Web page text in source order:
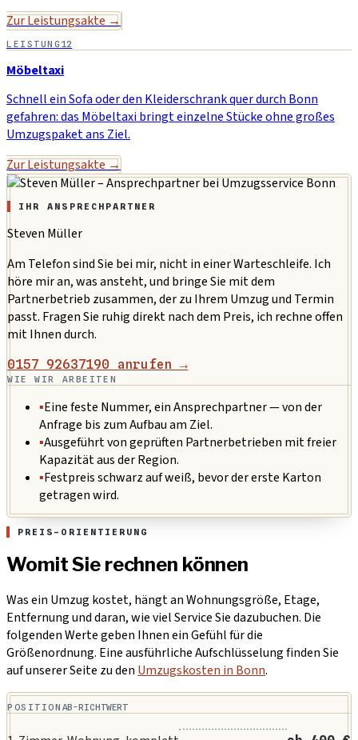
Zur Leistungsakte →
LEISTUNG 12
Möbeltaxi
Schnell ein Sofa oder den Kleiderschrank quer durch Bonn
gefahren: das Möbeltaxi bringt einzelne Stücke ohne großes
Umzugspaket ans Ziel.
Zur Leistungsakte →
IHR ANSPRECHPARTNER
Steven Müller
Am Telefon sind Sie bei mir, nicht in einer Warteschleife. Ich
höre mir an, was ansteht, und bringe Sie mit dem
Partnerbetrieb zusammen, der zu Ihrem Umzug und Termin
passt. Fragen Sie ruhig direkt nach dem Preis, ich rechne offen
mit Ihnen durch.
0157 92637190 anrufen →
WIE WIR ARBEITEN
▪Eine feste Nummer, ein Ansprechpartner — von der
Anfrage bis zum Aufbau am Ziel.
▪Ausgeführt von geprüften Partnerbetrieben mit freier
Kapazität aus der Region.
▪Festpreis schwarz auf weiß, bevor der erste Karton
getragen wird.
PREIS-ORIENTIERUNG
Womit Sie rechnen können
Was ein Umzug kostet, hängt an Wohnungsgröße, Etage,
Entfernung und daran, wie viel Service Sie dazubuchen. Die
folgenden Werte geben Ihnen ein Gefühl für die
Größenordnung. Eine ausführliche Aufschlüsselung finden Sie
auf unserer Seite zu den Umzugskosten in Bonn.
POSITION AB-RICHTWERT